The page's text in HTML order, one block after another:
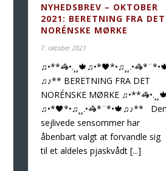
NYHEDSBREV – OKTOBER
2021: BERETNING FRA DET
NORÉNSKE MØRKE
7. oktober 2021
♫♪** BERETNING FRA DET
NORÉNSKE MØRKE
♫•*🖤*•♫¸¸.•🦓*¨*•🍁♫♪**
sejlivede sensommer har
åbenbart valgt at forvandle sig
til et aldeles pjaskvådt [...]